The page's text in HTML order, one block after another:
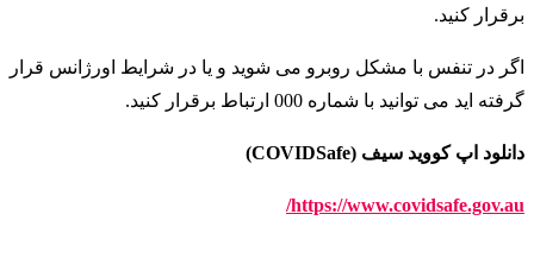
برقرار کنید.
اگر در تنفس با مشکل روبرو می شوید و یا در شرایط اورژانس قرار
گرفته اید می توانید با شماره 000 ارتباط برقرار کنید
.
دانلود اپ کووید سیف (COVIDSafe)
https://www.covidsafe.gov.au/